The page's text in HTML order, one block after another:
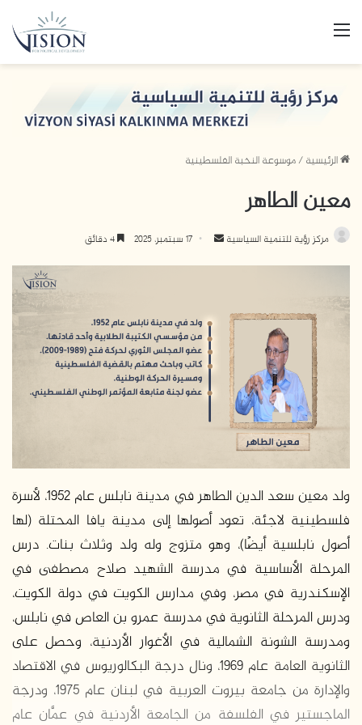
القائمة
الرئيسية/موسوعة النخبة الفلسطينية
معين الطاهر
مركز رؤية للتنمية السياسية
أرسل 17 سبتمبر، 2025
ولد معين سعد الدين الطاهر في مدينة نابلس عام 1952، لأسرة
فلسطينية لاجئة، تعود أصولها إلى مدينة يافا المحتلة (لها
أصول نابلسية أيضًا)، وهو متزوج وله ولد وثلاث بنات. درس
المرحلة الأساسية في مدرسة الشهيد صلاح مصطفى في
الإسكندرية في مصر، وفي مدارس الكويت في دولة الكويت،
ودرس المرحلة الثانوية في مدرسة عمرو بن العاص في نابلس،
ومدرسة الشونة الشمالية في الأغوار الأردنية، وحصل على
الثانوية العامة عام 1969، ونال درجة البكالوريوس في الاقتصاد
والإدارة من جامعة بيروت العربية في لبنان عام 1975، ودرجة
الماجستير في الفلسفة من الجامعة الأردنية في عمَّان عام